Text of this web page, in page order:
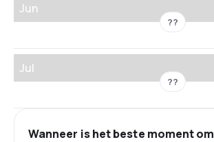
Jun
??
Jul
??
Wanneer is het beste moment om